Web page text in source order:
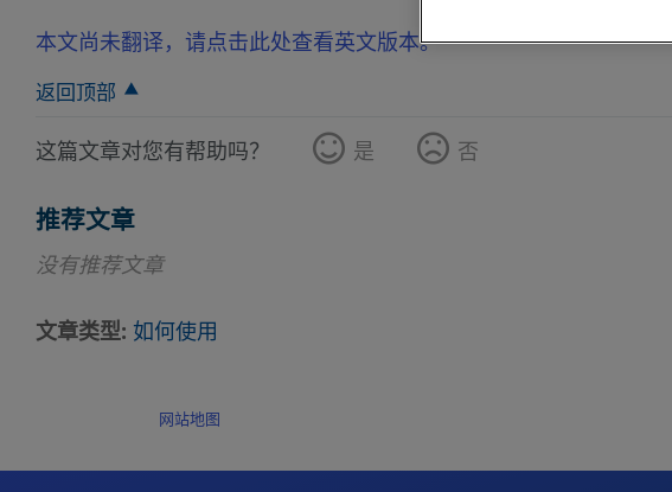
本文尚未翻译，请点击此处查看英文版本。
返回顶部
这篇文章对您有帮助吗？ 是 否
推荐文章
没有推荐文章
文章类型 如何使用
网站地图